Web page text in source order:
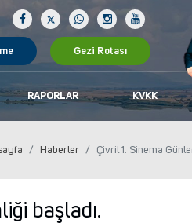
Gezi Rotası
RAPORLAR KVKK
Haberler Çivril 1. Sinema
başladı.